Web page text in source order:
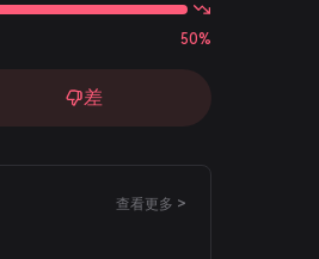
50%
差
查看更多 >